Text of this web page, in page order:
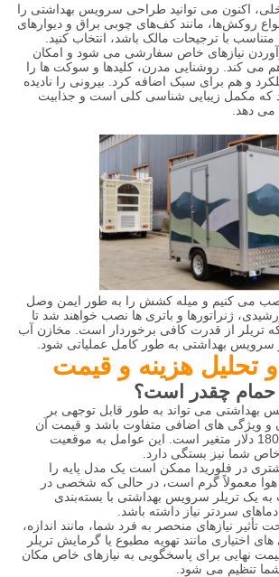
اکنون می توانید طراحی سرویس بهداشتی را
روکش‌ها، مانند کف‌های چوبی براق و دیوارهای
با ترجیحات مالک باشد، انتخاب کنید.
نیازهای خاص سفارشی می شود و امکان
کند. روشنایی مدرن، کلیدها و سوکت ها را
و هم برای سبک اضافه کرد. بیرونی را نادیده
که مکمل زیبایی شناسی کلی است و جذابیت
می دهد.
می کنیم و میله کشش را به طور ایمن وصل
ژنراتورها و باتری ها نصب خواهند شد تا
تریلر از قدرت کافی برخوردار است. مخازن آب
سرویس بهداشتی به طور کامل عملیاتی شود.
تحلیل هزینه و قیمت
بهداشتی می تواند به طور قابل توجهی بر
و ویژگی های اضافی متفاوت باشد و قیمت آن
معمولاً از 4000 تا 18000 دلار متغیر است. این عوامل به موقعیت
خاص شما نیز بستگی دارد.
در فلوریدا ممکن است یک مدل پایه را
هوا معمولاً گرم است، در حالی که شخصی در
یک تریلر سرویس بهداشتی با بسته‌بندی
سردتر نیاز داشته باشد.
تأثیر نیازهای منحصر به فرد شما، مانند اندازه،
اختیاری مانند تهویه مطبوع یا گرمایش تریلر
قیمت نهایی برای پاسخگویی به نیازهای خاص مکان
تنظیم می شود.